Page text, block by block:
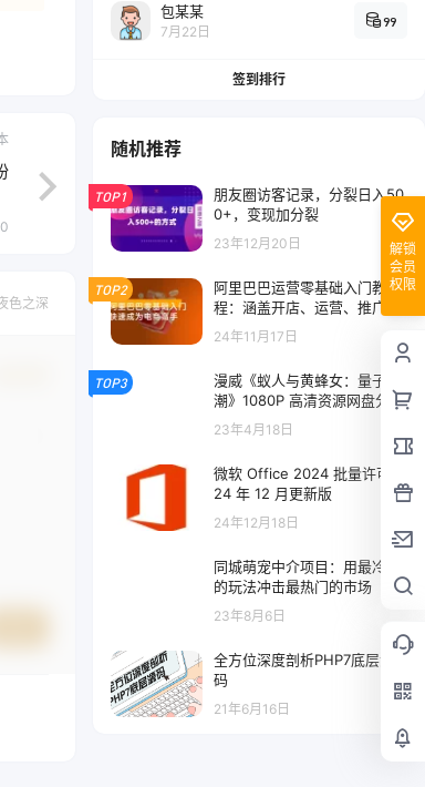
色之深
包某某
7月22日
99
签到排行
随机推荐
TOP1
朋友圈访客记录，分裂日入50
0+，变现加分裂
23年12月20日
TOP2
阿里巴巴运营零基础入门教
程：涵盖开店、运营、推广，
快速成为电商高手
24年11月17日
TOP3
漫威《蚁人与黄蜂女：量子狂
潮》1080P 高清资源网盘分享
23年4月18日
微软 Office 2024 批量许可版
24 年 12 月更新版
24年12月18日
同城萌宠中介项目：用最冷门
的玩法冲击最热门的市场
23年8月6日
全方位深度剖析PHP7底层源
码
21年6月16日
解锁
会员
权限